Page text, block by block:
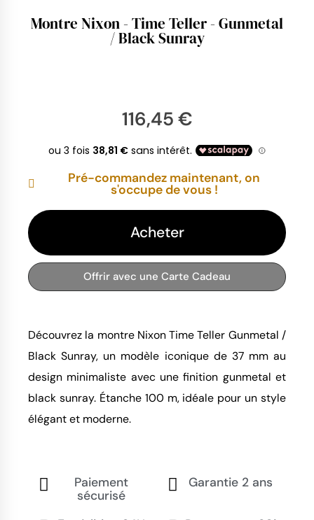
Montre Nixon - Time Teller - Gunmetal
/ Black Sunray
116,45 €
Pré-commandez maintenant, on
s'occupe de vous !
Acheter
Offrir avec une Carte Cadeau
Découvrez la montre Nixon Time Teller Gunmetal /
Black Sunray, un modèle iconique de 37 mm au
design minimaliste avec une finition gunmetal et
black sunray. Étanche 100 m, idéale pour un style
élégant et moderne.
Paiement
sécurisé
Garantie 2 ans